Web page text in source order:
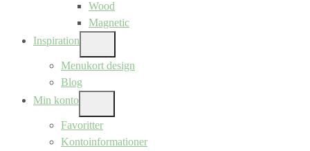
Wood
Magnetic
Inspiration
SUB
MENU
Menukort design
Blog
Min konto
SUB
MENU
Favoritter
Kontoinformationer